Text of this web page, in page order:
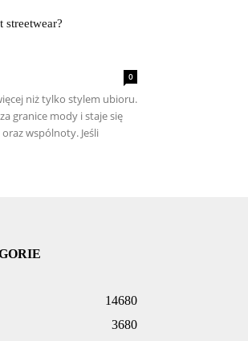
streetwear?
0
niż tylko stylem ubioru.
granice mody i staje się
wspólnoty. Jeśli
14680
3680